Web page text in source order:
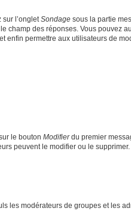
sur l’ongletSondage sous la partie
champ des réponses. Vous pouvez
enfin permettre aux utilisateurs de
le bouton Modifierdu premier
peuvent le modifier ou le
les modérateurs de groupes et les